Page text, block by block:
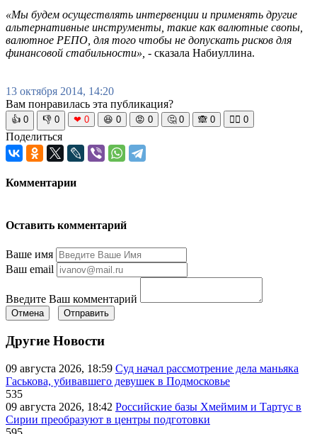
«Мы будем осуществлять интервенции и применять другие
альтернативные инструменты, такие как валютные свопы,
валютное РЕПО, для того чтобы не допускать рисков для
финансовой стабильности», - сказала Набиуллина.
13 октября 2014, 14:20
Вам понравилась эта публикация?
👍 0 👎 0 ❤ 0 😆 0 😡 0 🤔 0 🙈 0 🧘‍♀️ 0
Поделиться
Комментарии
Оставить комментарий
Ваше имя
Ваш email
Введите Ваш комментарий
Отмена Отправить
Другие Новости
09 августа 2026, 18:59 Суд начал рассмотрение дела маньяка
Гаськова, убивавшего девушек в Подмосковье
535
09 августа 2026, 18:42 Российские базы Хмеймим и Тартус в
Сирии преобразуют в центры подготовки